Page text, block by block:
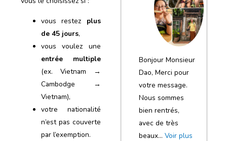
vous restez plus
de 45 jours,
vous voulez une
entrée multiple
(ex. Vietnam →
Cambodge →
Vietnam),
votre nationalité
n’est pas couverte
par l’exemption.
notre voyage
et de votre
agence
Bonjour Monsieur
Dao, Merci pour
votre message.
Nous sommes
bien rentrés,
avec de très
beaux… Voir plus